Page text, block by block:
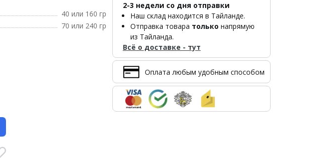
40 или 160 гр
70 или 240 гр
2-3 недели со дня отправки
Наш склад находится в Тайланде.
Отправка товара только напрямую
из Тайланда.
Всё о доставке - тут
Оплата любым удобным способом